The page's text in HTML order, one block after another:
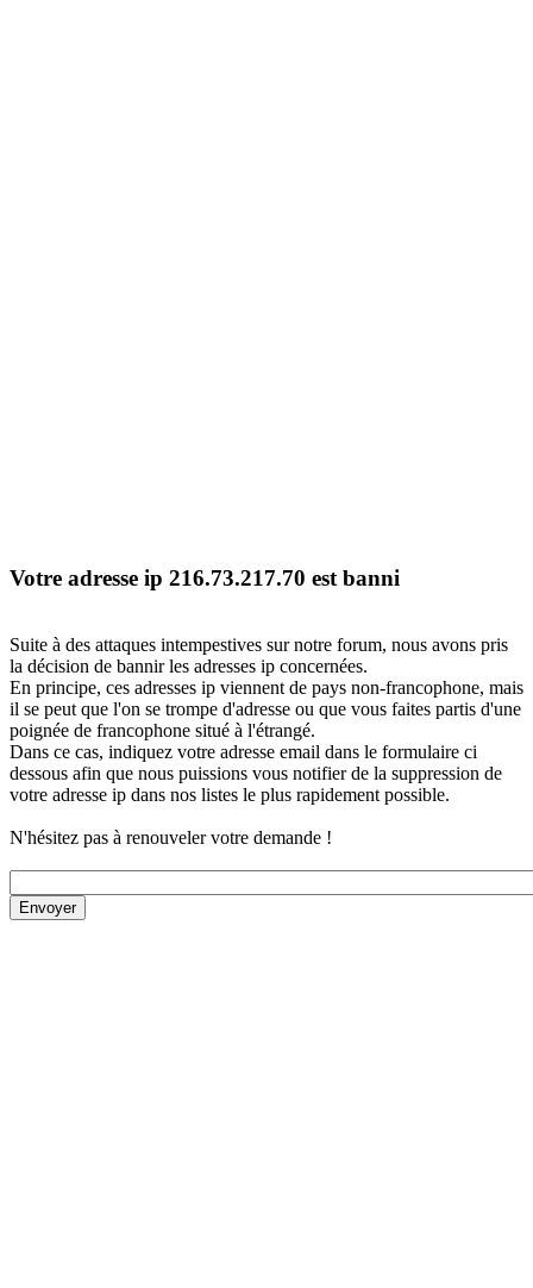
Votre adresse ip 216.73.217.70 est banni
Suite à des attaques intempestives sur notre forum, nous avons pris
la décision de bannir les adresses ip concernées.
En principe, ces adresses ip viennent de pays non-francophone, mais
il se peut que l'on se trompe d'adresse ou que vous faites partis d'une
poignée de francophone situé à l'étrangé.
Dans ce cas, indiquez votre adresse email dans le formulaire ci
dessous afin que nous puissions vous notifier de la suppression de
votre adresse ip dans nos listes le plus rapidement possible.
N'hésitez pas à renouveler votre demande !